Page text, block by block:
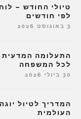
טיולי החודש –
לפי חודשים
3 באוגוסט 2026
התעלומה המדעית
לכל המשפחה
30 ביולי 2026
המדריך לטיול
העולמית